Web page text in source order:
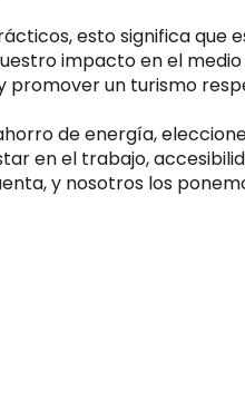
esto significa que
impacto en el
promover un turismo
de energía,
en el trabajo,
y nosotros los